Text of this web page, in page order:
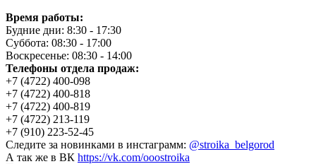
Время работы:
Будние дни: 8:30 - 17:30
Суббота: 08:30 - 17:00
Воскресенье: 08:30 - 14:00
Телефоны отдела продаж:
+7 (4722) 400-098
+7 (4722) 400-818
+7 (4722) 400-819
+7 (4722) 213-119
+7 (910) 223-52-45
Следите за новинками в инстаграмм: @stroika_belgorod
А так же в ВК https://vk.com/ooostroika